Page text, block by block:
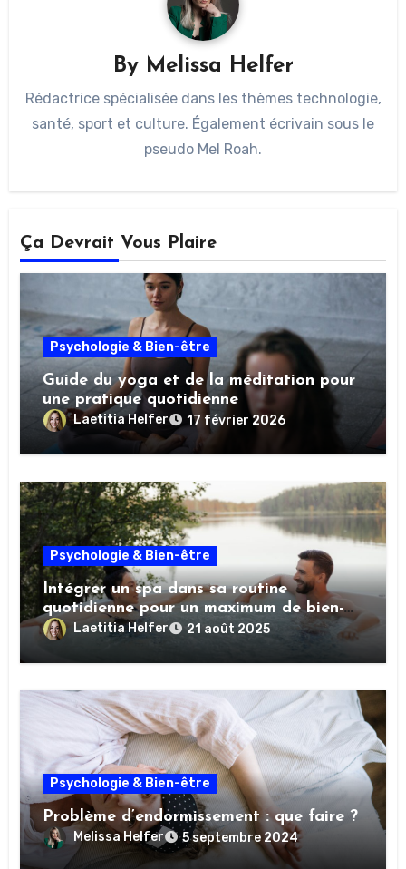
By Melissa Helfer
Rédactrice spécialisée dans les thèmes technologie,
santé, sport et culture. Également écrivain sous le
pseudo Mel Roah.
Ça Devrait Vous Plaire
Psychologie & Bien-être
Guide du yoga et de la méditation pour
une pratique quotidienne
Laetitia Helfer 17 février 2026
Psychologie & Bien-être
Intégrer un spa dans sa routine
quotidienne pour un maximum de bien-
êtreLaetitia Helfer 21 août 2025
Psychologie & Bien-être
Problème d’endormissement : que faire ?
Melissa Helfer 5 septembre 2024